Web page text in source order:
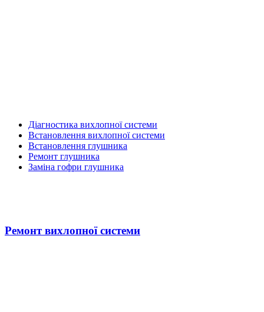
Діагностика вихлопної системи
Встановлення вихлопної системи
Встановлення глушника
Ремонт глушника
Заміна гофри глушника
Ремонт вихлопної системи